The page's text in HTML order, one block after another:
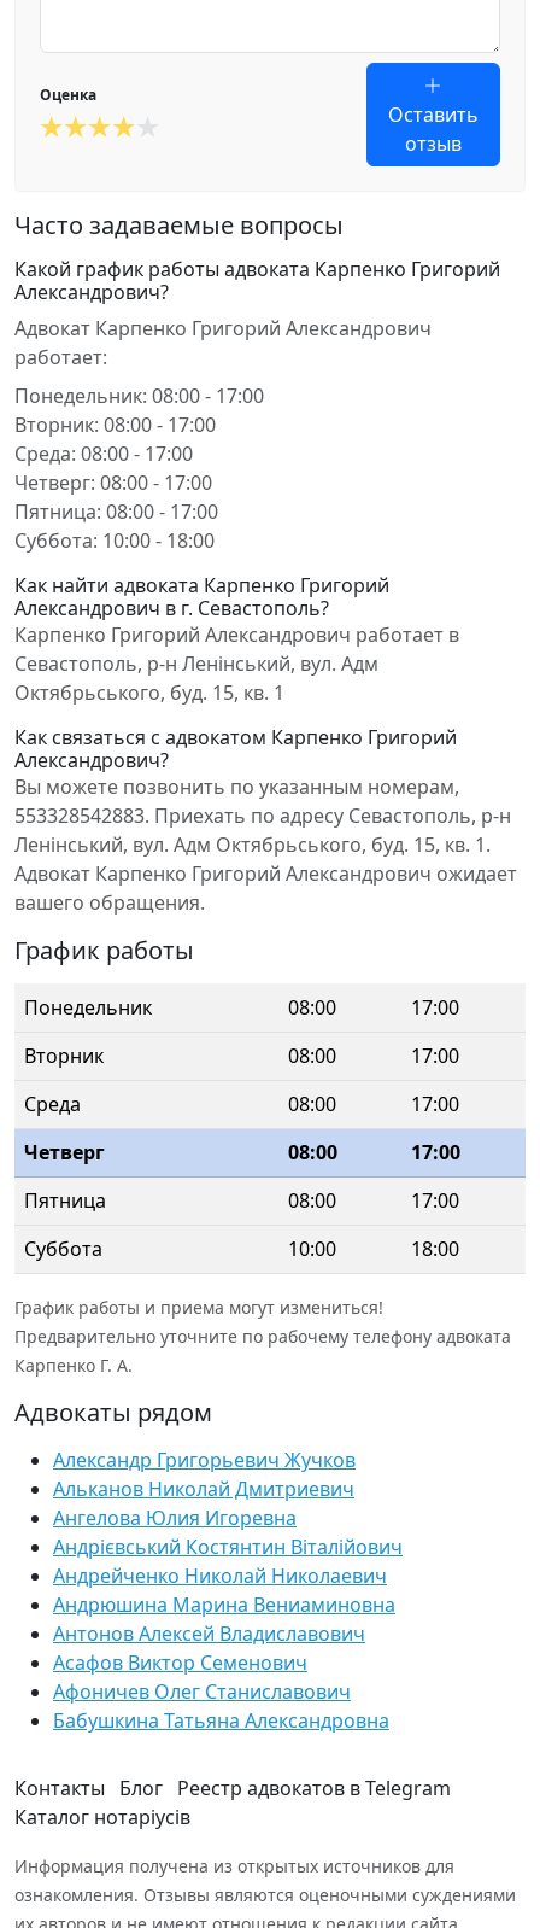
Оценка
Оставить
отзыв
Часто задаваемые вопросы
Какой график работы адвоката Карпенко Григорий
Александрович?
Адвокат Карпенко Григорий Александрович
работает:
Понедельник: 08:00 - 17:00
Вторник: 08:00 - 17:00
Среда: 08:00 - 17:00
Четверг: 08:00 - 17:00
Пятница: 08:00 - 17:00
Суббота: 10:00 - 18:00
Как найти адвоката Карпенко Григорий
Александрович в г. Севастополь?
Карпенко Григорий Александрович работает в
Севастополь, р-н Ленінський, вул. Адм
Октябрьського, буд. 15, кв. 1
Как связаться с адвокатом Карпенко Григорий
Александрович?
Вы можете позвонить по указанным номерам,
553328542883. Приехать по адресу Севастополь, р-н
Ленінський, вул. Адм Октябрьського, буд. 15, кв. 1.
Адвокат Карпенко Григорий Александрович ожидает
вашего обращения.
График работы
Понедельник 08:00
17:00
Вторник
08:00
17:00
Среда
08:00
17:00
Четверг
08:00
17:00
Пятница
08:00
17:00
Суббота
10:00 18:00
График работы и приема могут измениться!
Предварительно уточните по рабочему телефону адвоката
Карпенко Г. А.
Адвокаты рядом
Александр Григорьевич Жучков
Альканов Николай Дмитриевич
Ангелова Юлия Игоревна
Андрієвський Костянтин Віталійович
Андрейченко Николай Николаевич
Андрюшина Марина Вениаминовна
Антонов Алексей Владиславович
Асафов Виктор Семенович
Афоничев Олег Станиславович
Бабушкина Татьяна Александровна
Контакты Блог Реестр адвокатов в Telegram
Каталог нотаріусів
Информация получена из открытых источников для
ознакомления. Отзывы являются оценочными суждениями